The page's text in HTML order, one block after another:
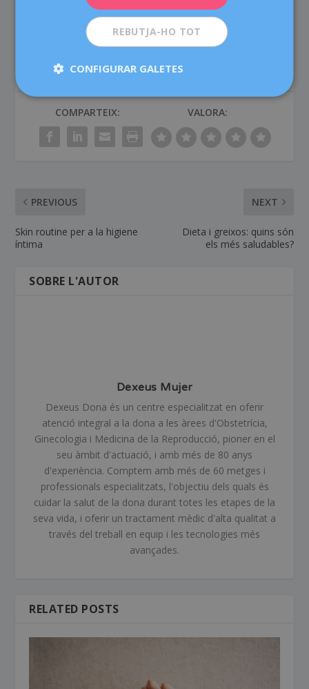
contribueixin a tonificar el cos i a no perdre agilitat:
pilates, ioga, estiraments i exercicis de força.
COMPARTEIX: VALORA:
PREVIOUS
Skin routine per a la higiene
íntima
NEXT
Dieta i greixos: quins són
els més saludables?
SOBRE L'AUTOR
Dexeus Mujer
Dexeus Dona és un centre especialitzat en oferir
atenció integral a la dona a les àrees d'Obstetrícia,
Ginecologia i Medicina de la Reproducció, pioner en el
seu àmbit d'actuació, i amb més de 80 anys
d'experiència. Comptem amb més de 60 metges i
professionals especialitzats, l'objectiu dels quals és
cuidar la salut de la dona durant totes les etapes de la
seva vida, i oferir un tractament mèdic d'alta qualitat a
través del treball en equip i les tecnologies més
avançades.
RELATED POSTS
REBUTJA-HO TOT
CONFIGURAR GALETES